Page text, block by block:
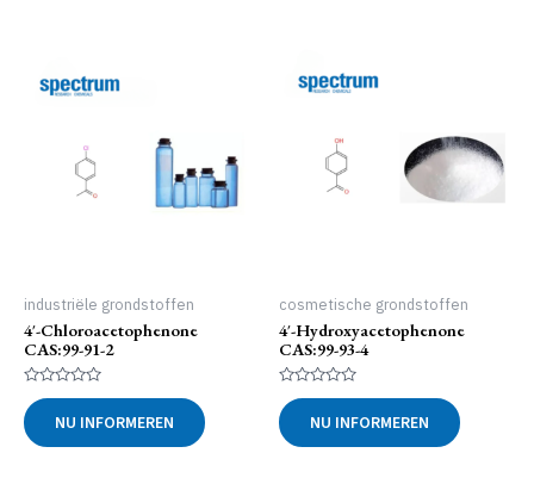
industriële grondstoffen
4′-Chloroacetophenone
CAS:99-91-2
Gewaardeerd
0
uit
5
NU INFORMEREN
cosmetische grondstoffen
4′-Hydroxyacetophenone
CAS:99-93-4
Gewaardeerd
0
uit
5
NU INFORMEREN